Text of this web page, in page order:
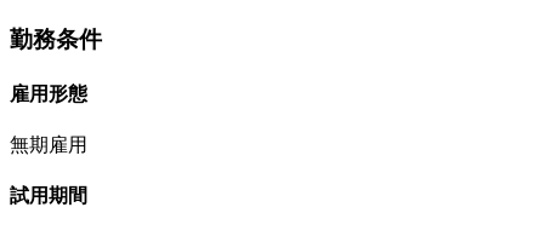
勤務条件
雇用形態
無期雇用
試用期間